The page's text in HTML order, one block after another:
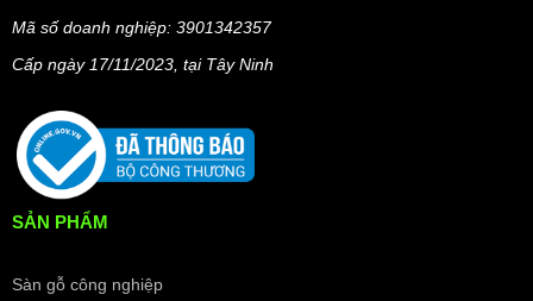
Mã số doanh nghiệp: 3901342357
Cấp ngày 17/11/2023, tại Tây Ninh
SẢN PHẨM
Sàn gỗ công nghiệp